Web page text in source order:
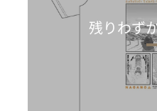
残りわず